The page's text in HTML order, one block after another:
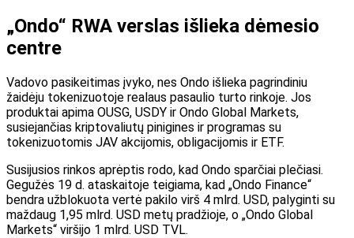
„Ondo“ RWA verslas išlieka dėmesio
centre
Vadovo pasikeitimas įvyko, nes Ondo išlieka pagrindiniu
žaidėju tokenizuotoje realaus pasaulio turto rinkoje. Jos
produktai apima OUSG, USDY ir Ondo Global Markets,
susiejančias kriptovaliutų pinigines ir programas su
tokenizuotomis JAV akcijomis, obligacijomis ir ETF.
Susijusios rinkos aprėptis rodo, kad Ondo sparčiai plečiasi.
Gegužės 19 d. ataskaitoje teigiama, kad „Ondo Finance“
bendra užblokuota vertė pakilo virš 4 mlrd. USD, palyginti su
maždaug 1,95 mlrd. USD metų pradžioje, o „Ondo Global
Markets“ viršijo 1 mlrd. USD TVL.